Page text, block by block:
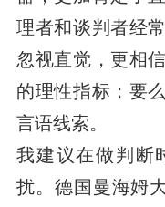
理者和谈判者经
忽视直觉，更相
的理性指标；要
言语线索。
我建议在做判断
扰。德国曼海姆